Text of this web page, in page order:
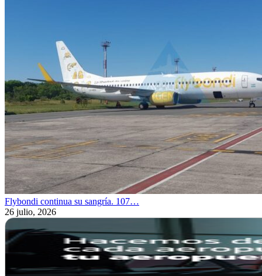
Flybondi continua su sangría. 107…
26 julio, 2026